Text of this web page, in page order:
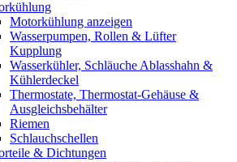
Motorkühlung anzeigen
Wasserpumpen, Rollen & Lüfter
Kupplung
Wasserkühler, Schläuche Ablasshahn &
Kühlerdeckel
Thermostate, Thermostat-Gehäuse &
Ausgleichsbehälter
Riemen
Schlauchschellen
& Dichtungen